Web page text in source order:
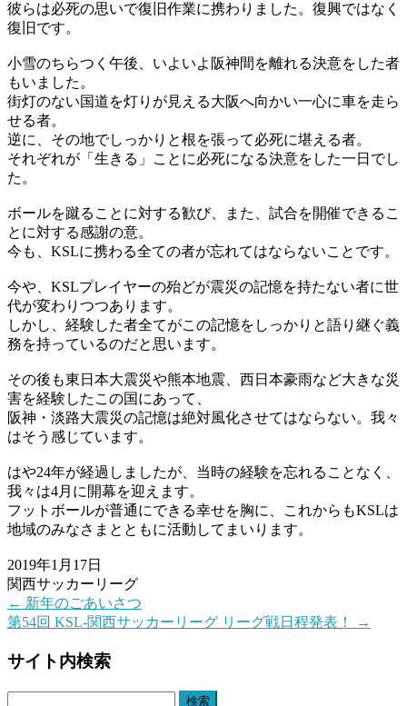
彼らは必死の思いで復旧作業に携わりました。復興ではなく
復旧です。
小雪のちらつく午後、いよいよ阪神間を離れる決意をした者
もいました。
街灯のない国道を灯りが見える大阪へ向かい一心に車を走ら
せる者。
逆に、その地でしっかりと根を張って必死に堪える者。
それぞれが「生きる」ことに必死になる決意をした一日でし
た。
ボールを蹴ることに対する歓び、また、試合を開催できるこ
とに対する感謝の意。
今も、KSLに携わる全ての者が忘れてはならないことです。
今や、KSLプレイヤーの殆どが震災の記憶を持たない者に世
代が変わりつつあります。
しかし、経験した者全てがこの記憶をしっかりと語り継ぐ義
務を持っているのだと思います。
その後も東日本大震災や熊本地震、西日本豪雨など大きな災
害を経験したこの国にあって、
阪神・淡路大震災の記憶は絶対風化させてはならない。我々
はそう感じています。
はや24年が経過しましたが、当時の経験を忘れることなく、
我々は4月に開幕を迎えます。
フットボールが普通にできる幸せを胸に、これからもKSLは
地域のみなさまとともに活動してまいります。
2019年1月17日
関西サッカーリーグ
← 新年のごあいさつ
第54回 KSL-関西サッカーリーグ リーグ戦日程発表！
→
サイト内検索